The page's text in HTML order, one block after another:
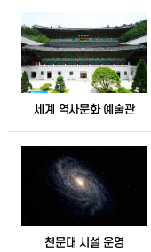
세계 역사문화 예술관
천문대 시설 운영